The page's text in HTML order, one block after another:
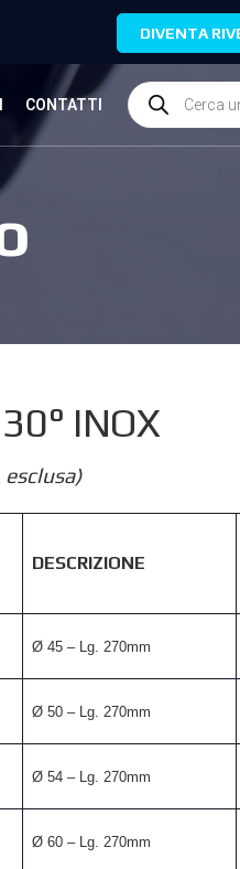
DIVENTA
CONTATTI
INOX
esclusa)
DESCRIZIONE
Ø 45 – Lg. 270mm
Ø 50 – Lg. 270mm
Ø 54 – Lg. 270mm
Ø 60 – Lg. 270mm